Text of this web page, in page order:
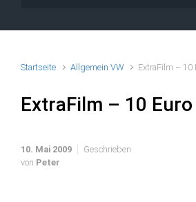
Startseite Allgemein VW ExtraFilm – 10
ExtraFilm – 10
10. Mai 2009
Geschrieben
von Peter